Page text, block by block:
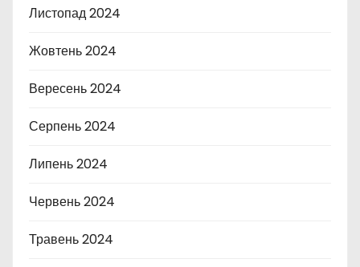
Листопад 2024
Жовтень 2024
Вересень 2024
Серпень 2024
Липень 2024
Червень 2024
Травень 2024